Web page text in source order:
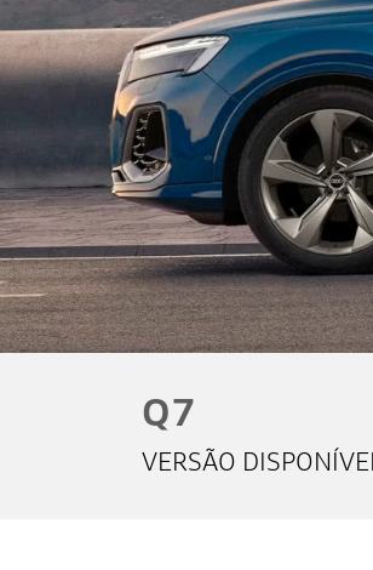
Preferência de contato:
Whatsapp
Li e aceito aPolítica de
em receber
Entrar em
Q7
VERSÃO